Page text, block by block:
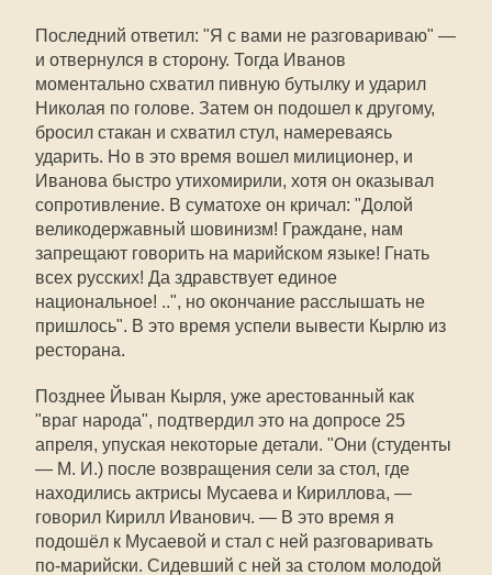
Последний ответил: "Я с вами не разговариваю" —
и отвернулся в сторону. Тогда Иванов
моментально схватил пивную бутылку и ударил
Николая по голове. Затем он подошел к другому,
бросил стакан и схватил стул, намереваясь
ударить. Но в это время вошел милиционер, и
Иванова быстро утихомирили, хотя он оказывал
сопротивление. В суматохе он кричал: "Долой
великодержавный шовинизм! Граждане, нам
запрещают говорить на марийском языке! Гнать
всех русских! Да здравствует единое
национальное! ..", но окончание расслышать не
пришлось". В это время успели вывести Кырлю из
ресторана.
Позднее Йыван Кырля, уже арестованный как
"враг народа", подтвердил это на допросе 25
апреля, упуская некоторые детали. "Они (студенты
— М. И.) после возвращения сели за стол, где
находились актрисы Мусаева и Кириллова, —
говорил Кирилл Иванович. — В это время я
подошёл к Мусаевой и стал с ней разговаривать
по-марийски. Сидевший с ней за столом молодой